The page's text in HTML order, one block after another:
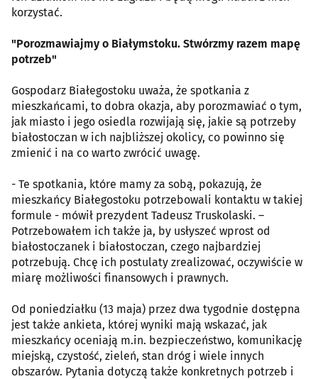
korzystać.
"Porozmawiajmy o Białymstoku. Stwórzmy razem mapę
potrzeb"
Gospodarz Białegostoku uważa, że spotkania z
mieszkańcami, to dobra okazja, aby porozmawiać o tym,
jak miasto i jego osiedla rozwijają się, jakie są potrzeby
białostoczan w ich najbliższej okolicy, co powinno się
zmienić i na co warto zwrócić uwagę.
- Te spotkania, które mamy za sobą, pokazują, że
mieszkańcy Białegostoku potrzebowali kontaktu w takiej
formule - mówił prezydent Tadeusz Truskolaski. –
Potrzebowałem ich także ja, by usłyszeć wprost od
białostoczanek i białostoczan, czego najbardziej
potrzebują. Chcę ich postulaty zrealizować, oczywiście w
miarę możliwości finansowych i prawnych.
Od poniedziałku (13 maja) przez dwa tygodnie dostępna
jest także ankieta, której wyniki mają wskazać, jak
mieszkańcy oceniają m.in. bezpieczeństwo, komunikację
miejską, czystość, zieleń, stan dróg i wiele innych
obszarów. Pytania dotyczą także konkretnych potrzeb i